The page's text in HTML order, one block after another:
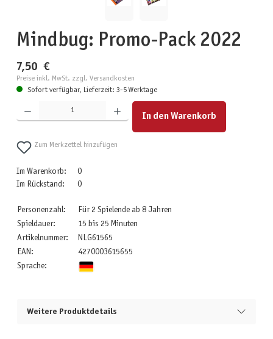
Mindbug: Promo-Pack 2022
7,50 €
Preise inkl. MwSt. zzgl. Versandkosten
Sofort verfügbar, Lieferzeit: 3-5 Werktage
Produkt Anzahl: Gib den gewünschten Wert ein oder benutze die Schaltflächen um die Anzahl zu
In den Warenkorb
Zum Merkzettel hinzufügen
Im Warenkorb:
0
Im Rückstand:
0
Personenzahl:
Für 2 Spielende ab 8 Jahren
Spieldauer:
15 bis 25 Minuten
Artikelnummer:
NLG61565
EAN:
4270003615655
Sprache:
Weitere Produktdetails